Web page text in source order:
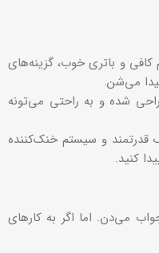
و باتری خوب، گزینه‌های
می‌شن.
شده و به راحتی می‌تونه
قدرتمند و سیستم خنک‌کننده
کنید.
می‌دن. اما اگر به کارهای